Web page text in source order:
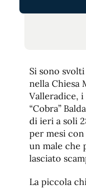
Si sono
nella Chiesa
Valleradice,
“Cobra”
di ieri a soli
per mesi
un male che
lasciato
La piccola